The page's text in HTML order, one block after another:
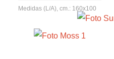
Medidas (L/A), cm.: 160x100